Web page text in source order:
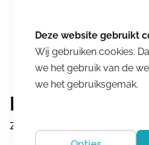
Podartis
Zea SR Blue
Wij gebruiken cookies.
we het gebruik van de
we het gebruiksgemak.